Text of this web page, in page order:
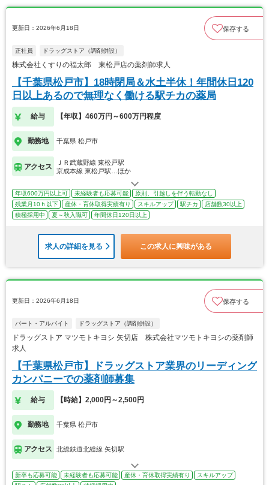
更新日：2026年6月18日 保存する
正社員 ドラッグストア（調剤併設）
株式会社くすりの福太郎 東松戸店の薬剤師求人
【千葉県松戸市】18時閉局＆水土半休！年間休日120
日以上あるので無理なく働ける駅チカの薬局
給与 【年収】460万円～600万円程度
勤務地 千葉県 松戸市
アクセス
ＪＲ武蔵野線 東松戸駅
京成本線 東松戸駅…ほか
年収600万円以上可 未経験者も応募可能
原則、引越しを伴う転勤なし
残業月10ｈ以下
産休・育休取得実績有り スキルアップ 駅チカ
店舗数30以上
積極採用中
夏～秋入職可 年間休日120日以上
求人の詳細を見る この求人に興味がある
更新日：2026年6月18日 保存する
パート・アルバイト ドラッグストア（調剤併設）
ドラッグストア マツモトキヨシ 矢切店 株式会社マツモトキヨシの薬剤師
求人
【千葉県松戸市】ドラッグストア業界のリーディング
カンパニーでの薬剤師募集
給与 【時給】2,000円～2,500円
勤務地 千葉県 松戸市
アクセス 北総鉄道北総線 矢切駅
新卒も応募可能 未経験者も応募可能 産休・育休取得実績有り
スキルアップ